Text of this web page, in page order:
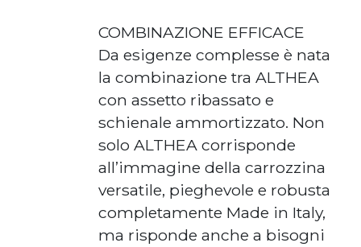
COMBINAZIONE EFFICACE
Da esigenze complesse è nata
la combinazione tra ALTHEA
con assetto ribassato e
schienale ammortizzato. Non
solo ALTHEA corrisponde
all’immagine della carrozzina
versatile, pieghevole e robusta
completamente Made in Italy,
ma risponde anche a bisogni